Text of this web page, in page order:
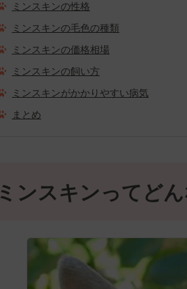
ミンスキンの性格
ミンスキンの毛色の種類
ミンスキンの価格相場
ミンスキンの飼い方
ミンスキンがかかりやすい病気
まとめ
ミンスキンってどん